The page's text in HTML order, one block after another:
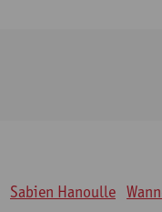
Sabien Hanoulle